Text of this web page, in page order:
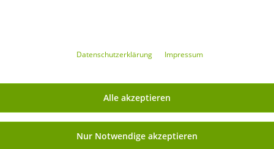
Now Herren Eau de Parfum
holziges Duft-Spray Parfüm
In den Warenkorb
Parfum Intensiver
Duft für Damen und
Schwarz/Gold
In den
Daten­schutz­erklärung Impressum
Alle akzeptieren
Nur Notwendige akzeptieren